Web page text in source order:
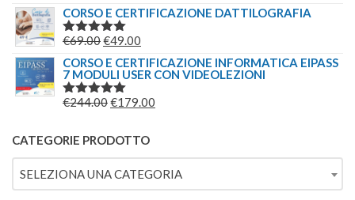
PREZZO
ORIGINALE
ERA:
€244.00.
PREZZO
€179.00.
CORSO E CERTIFICAZIONE DATTILOGRAFIA
VALUTATO
€69.00IL
PREZZO
ORIGINALE
ERA:
€49.00
PREZZO
ATTUALE
È:
CORSO E CERTIFICAZIONE INFORMATICA EIPASS
7 MODULI USER CON VIDEOLEZIONI
VALUTATO
€244.00IL
ORIGINALE
ERA:
€244.00.
€179.00
È:
€179.00.
CATEGORIE PRODOTTO
SELEZIONA UNA CATEGORIA